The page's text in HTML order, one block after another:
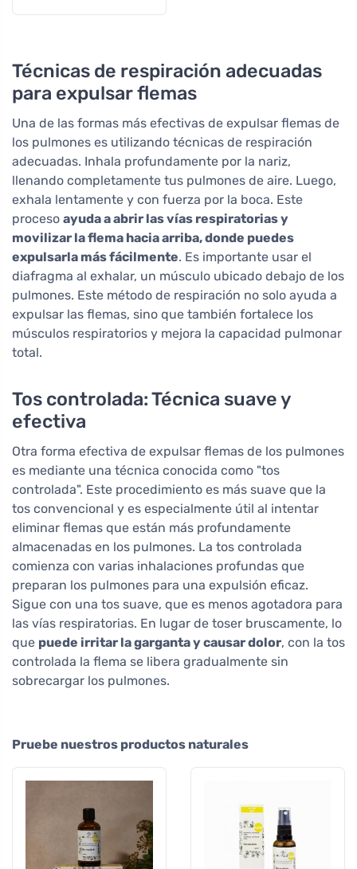
Técnicas de respiración adecuadas
para expulsar flemas
Una de las formas más efectivas de expulsar flemas de
los pulmones es utilizando técnicas de respiración
adecuadas. Inhala profundamente por la nariz,
llenando completamente tus pulmones de aire. Luego,
exhala lentamente y con fuerza por la boca. Este
proceso ayuda a abrir las vías respiratorias y
movilizar la flema hacia arriba, donde puedes
expulsarla más fácilmente. Es importante usar el
diafragma al exhalar, un músculo ubicado debajo de los
pulmones. Este método de respiración no solo ayuda a
expulsar las flemas, sino que también fortalece los
músculos respiratorios y mejora la capacidad pulmonar
total.
Tos controlada: Técnica suave y
efectiva
Otra forma efectiva de expulsar flemas de los pulmones
es mediante una técnica conocida como "tos
controlada". Este procedimiento es más suave que la
tos convencional y es especialmente útil al intentar
eliminar flemas que están más profundamente
almacenadas en los pulmones. La tos controlada
comienza con varias inhalaciones profundas que
preparan los pulmones para una expulsión eficaz.
Sigue con una tos suave, que es menos agotadora para
las vías respiratorias. En lugar de toser bruscamente, lo
que puede irritar la garganta y causar dolor, con la tos
controlada la flema se libera gradualmente sin
sobrecargar los pulmones.
Pruebe nuestros productos naturales